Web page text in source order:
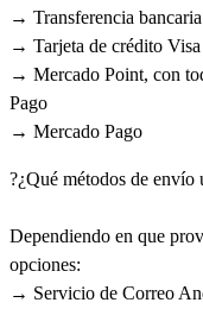
→ Transferencia bancaria
→ Tarjeta de crédito
→ Mercado Point, con
Pago
→ Mercado Pago
?¿Qué métodos de envío
Dependiendo en que
opciones:
→ Servicio de Correo